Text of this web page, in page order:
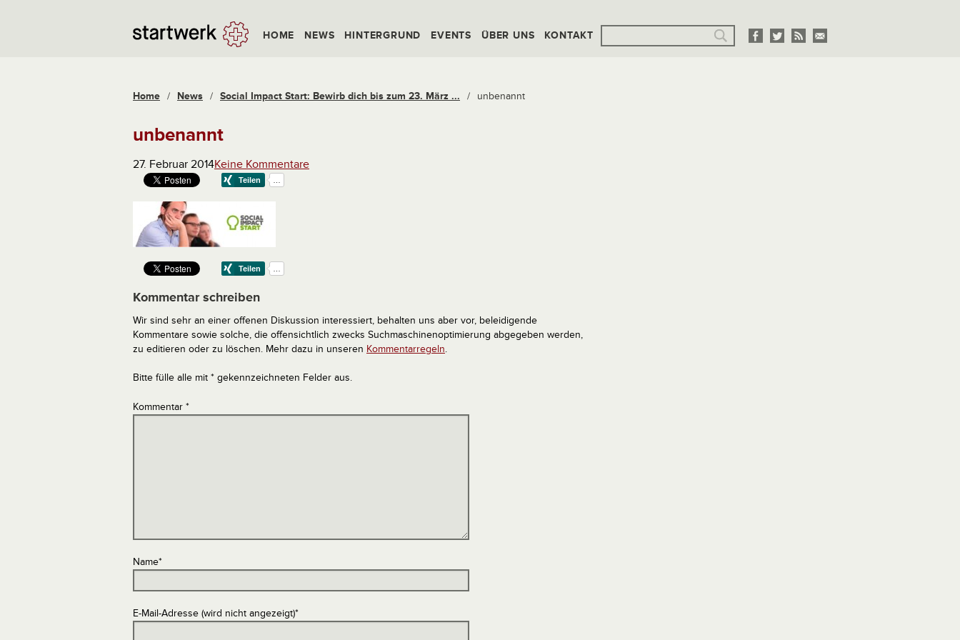
HOME NEWS HINTERGRUND EVENTS ÜBER UNS KONTAKT
Home / News / Social Impact Start: Bewirb dich bis zum 23. März ... / unbenannt
unbenannt
27. Februar 2014Keine Kommentare
Kommentar schreiben
Wir sind sehr an einer offenen Diskussion interessiert, behalten uns aber vor, beleidigende
Kommentare sowie solche, die offensichtlich zwecks Suchmaschinenoptimierung abgegeben werden,
zu editieren oder zu löschen. Mehr dazu in unseren Kommentarregeln.
Bitte fülle alle mit * gekennzeichneten Felder aus.
Kommentar *
Name*
E-Mail-Adresse (wird nicht angezeigt)*